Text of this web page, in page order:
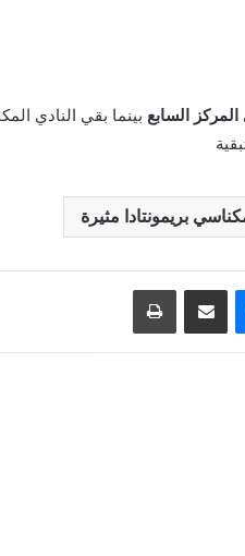
المركز السابع بينما بقي النادي
بريمونتادا مثيرة
ماسنجر مشاركة عبر البريد طباعة